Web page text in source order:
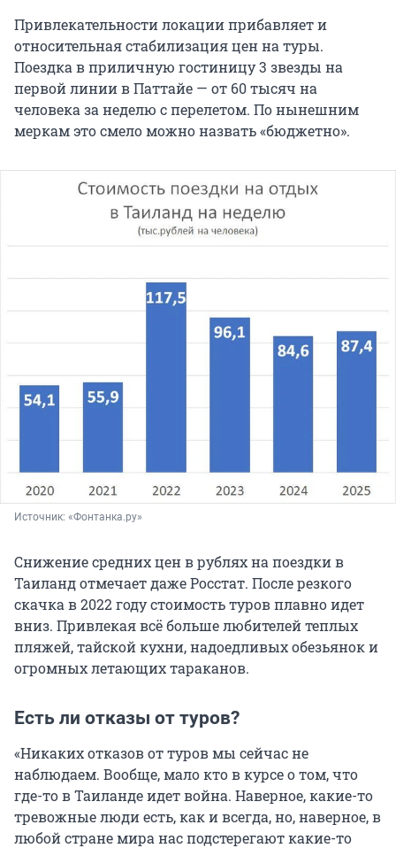
Привлекательности локации прибавляет и
относительная стабилизация цен на туры.
Поездка в приличную гостиницу 3 звезды на
первой линии в Паттайе — от 60 тысяч на
человека за неделю с перелетом. По нынешним
меркам это смело можно назвать «бюджетно».
Источник: «Фонтанка.ру»
Снижение средних цен в рублях на поездки в
Таиланд отмечает даже Росстат. После резкого
скачка в 2022 году стоимость туров плавно идет
вниз. Привлекая всё больше любителей теплых
пляжей, тайской кухни, надоедливых обезьянок и
огромных летающих тараканов.
Есть ли отказы от туров?
«Никаких отказов от туров мы сейчас не
наблюдаем. Вообще, мало кто в курсе о том, что
где-то в Таиланде идет война. Наверное, какие-то
тревожные люди есть, как и всегда, но, наверное, в
любой стране мира нас подстерегают какие-то